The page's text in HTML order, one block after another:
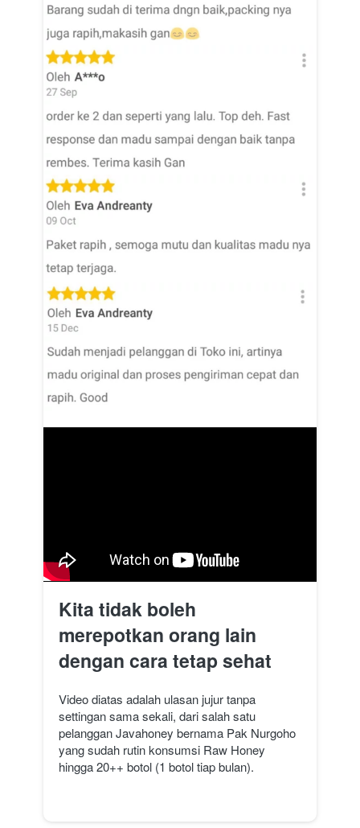
Kita tidak boleh
merepotkan orang lain
dengan cara tetap sehat
Video diatas adalah ulasan jujur tanpa
settingan sama sekali, dari salah satu
pelanggan Javahoney bernama Pak Nurgoho
yang sudah rutin konsumsi Raw Honey
hingga 20++ botol (1 botol tiap bulan).